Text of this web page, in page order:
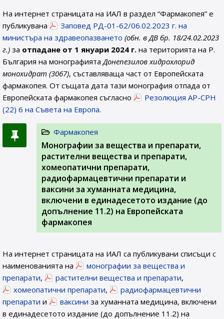
На интернет страницата на ИАЛ в раздел “Фармакопея” е
публикувана
Заповед РД-01-62/06.02.2023 г. на
министъра на здравеопазването (обн. в ДВ бр. 18/24.02.2023
г.) за отпадане от 1 януари 2024 г. на територията на Р.
България на монографиятаДонепезилов хидрохлорид
монохидрат (3067), съставляваща част от Европейската
фармакопея. От същата дата тази монография отпада от
Европейската фармакопея съгласно
Резолюция AP-CPH
(22) 6 на Съвета на Европа.
Фармакопея
Монографии за вещества и препарати,
растителни вещества и препарати,
хомеопатични препарати,
радиофармацевтични препарати и
ваксини за хуманната медицина,
включени в единадесетото издание (до
допълнение 11.2) на Европейската
фармакопея
На интернет страницата на ИАЛ са публикувани списъци с
наименованията на
монографии за вещества и
препарати, растителни вещества и препарати,
хомеопатични препарати,
радиофармацевтични
препарати и ваксини за хуманната медицина, включени
в единадесетото издание (до допълнение 11.2) на